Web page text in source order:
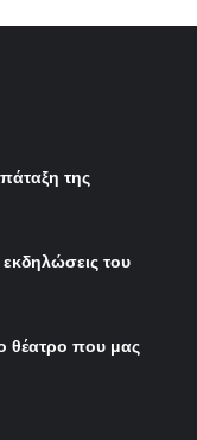
της
του
θέατρο που μας